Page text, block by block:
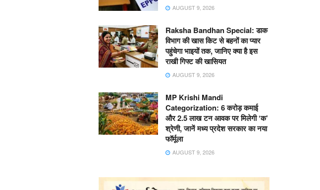
AUGUST 9, 2026
Raksha Bandhan Special: डाक
विभाग की खास किट से बहनों का प्यार
पहुंचेगा भाइयों तक, जानिए क्या है इस
राखी गिफ्ट की खासियत
AUGUST 9, 2026
MP Krishi Mandi
Categorization: 6 करोड़ कमाई
और 2.5 लाख टन आवक पर मिलेगी ‘क’
श्रेणी, जानें मध्य प्रदेश सरकार का नया
फॉर्मूला
AUGUST 9, 2026